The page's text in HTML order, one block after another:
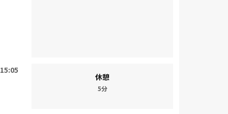
15:05
休憩
5分